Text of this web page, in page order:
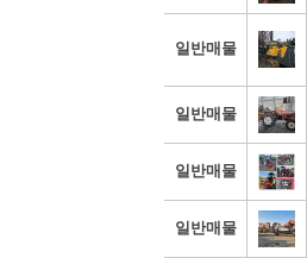
일반매물
일반매물
일반매물
일반매물